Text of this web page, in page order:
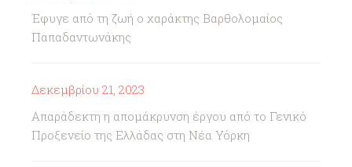
Έφυγε από τη ζωή ο χαράκτης Βαρθολομαίος
Παπαδαντωνάκης
Δεκεμβρίου 21, 2023
Απαράδεκτη η απομάκρυνση έργου από το Γενικό
Προξενείο της Ελλάδας στη Νέα Υόρκη